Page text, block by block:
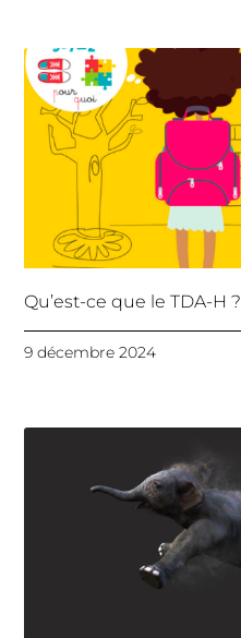
Qu’est-ce que le TDA-H ?
9 décembre 2024